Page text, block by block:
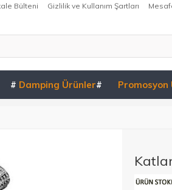
Gizlilik ve Kullanım Şartları
Bülteni
# Damping Ürünler# Promosyon